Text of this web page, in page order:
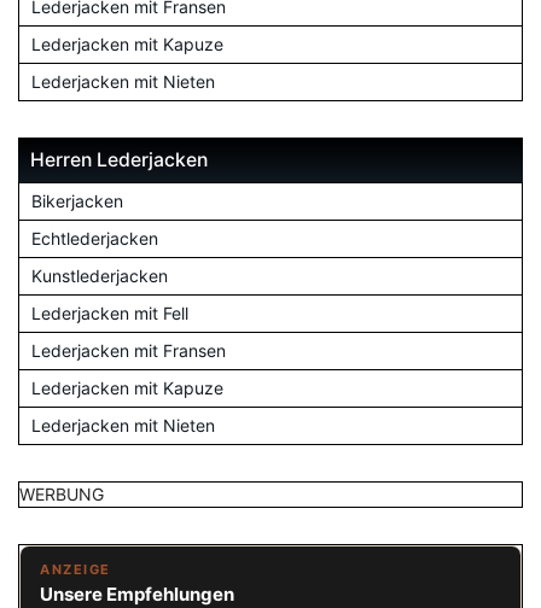
Lederjacken mit Fransen
Lederjacken mit Kapuze
Lederjacken mit Nieten
Herren Lederjacken
Bikerjacken
Echtlederjacken
Kunstlederjacken
Lederjacken mit Fell
Lederjacken mit Fransen
Lederjacken mit Kapuze
Lederjacken mit Nieten
WERBUNG
ANZEIGE
Unsere Empfehlungen